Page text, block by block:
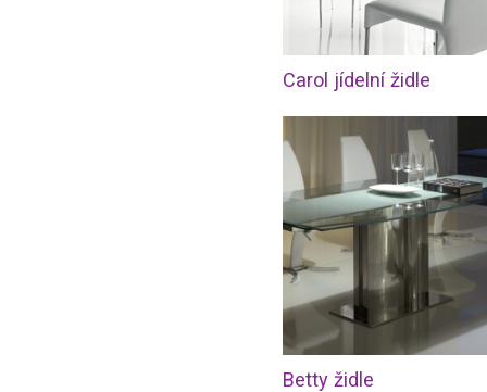
Carol jídelní židle
Betty židle